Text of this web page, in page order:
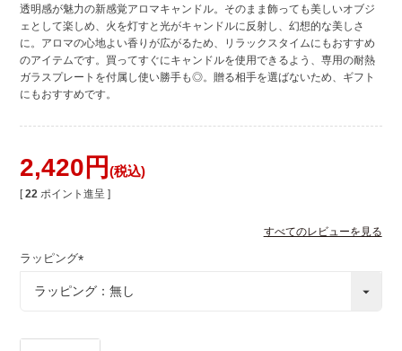
透明感が魅力の新感覚アロマキャンドル。そのまま飾っても美しいオブジ
ェとして楽しめ、火を灯すと光がキャンドルに反射し、幻想的な美しさ
に。アロマの心地よい香りが広がるため、リラックスタイムにもおすすめ
のアイテムです。買ってすぐにキャンドルを使用できるよう、専用の耐熱
ガラスプレートを付属し使い勝手も◎。贈る相手を選ばないため、ギフト
にもおすすめです。
2,420 税込
[ 22 ポイント進呈 ]
すべてのレビューを見る
ラッピング
必